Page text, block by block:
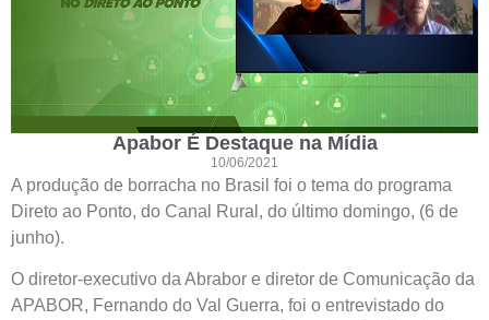
Apabor É Destaque na Mídia
10/06/2021
A produção de borracha no Brasil foi o tema do programa
Direto ao Ponto, do Canal Rural, do último domingo, (6 de
junho).
O diretor-executivo da Abrabor e diretor de Comunicação da
APABOR, Fernando do Val Guerra, foi o entrevistado do